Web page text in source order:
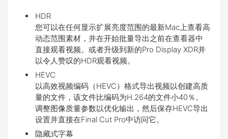
HDR
您可以在任何显示扩展亮度范围的最新Mac上查看高
动态范围素材，并在开始批量导出之前在查看器中
直接观看视频。或者升级到新的Pro Display XDR并
以令人赞叹的HDR观看视频。
HEVC
以高效视频编码（HEVC）格式导出视频以创建高质
量的文件，该文件比编码为H.264的文件小40％。
调整图像质量参数以优化输出，然后保存HEVC导出
设置并直接在Final Cut Pro中访问它。
隐藏式字幕